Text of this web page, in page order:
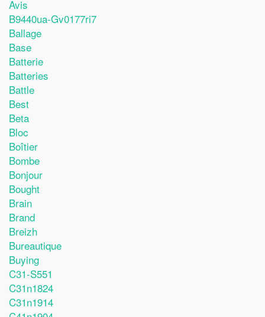
Avis
B9440ua-Gv0177ri7
Ballage
Base
Batterie
Batteries
Battle
Best
Beta
Bloc
Boîtier
Bombe
Bonjour
Bought
Brain
Brand
Breizh
Bureautique
Buying
C31-S551
C31n1824
C31n1914